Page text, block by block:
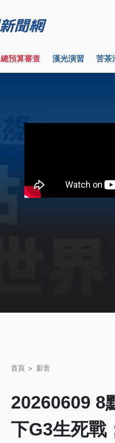
總預算審查 漢光演習 苦茶
首頁 影音
20260609 8
下G3生死戰